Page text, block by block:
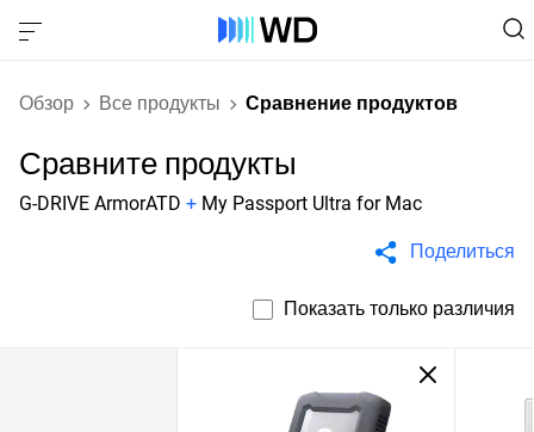
Обзор Все продукты Сравнение продуктов
Сравните продукты
G-DRIVE ArmorATD + My Passport Ultra for Mac
Поделиться
Показать только различия